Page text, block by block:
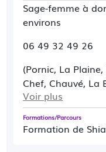
Sage-femme à
environs
06 49 32 49 26
(Pornic, La
Chef, Chauvé, La
Moutiers-en-Retz…).
Voir plus
Formations/Parcours
Formation de